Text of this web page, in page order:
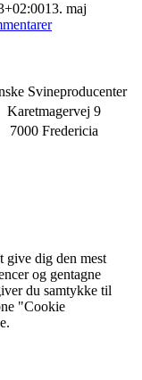
13. maj
Svineproducenter
Karetmagervej 9
7000 Fredericia
give dig den mest
og gentagne
du samtykke til
"Cookie